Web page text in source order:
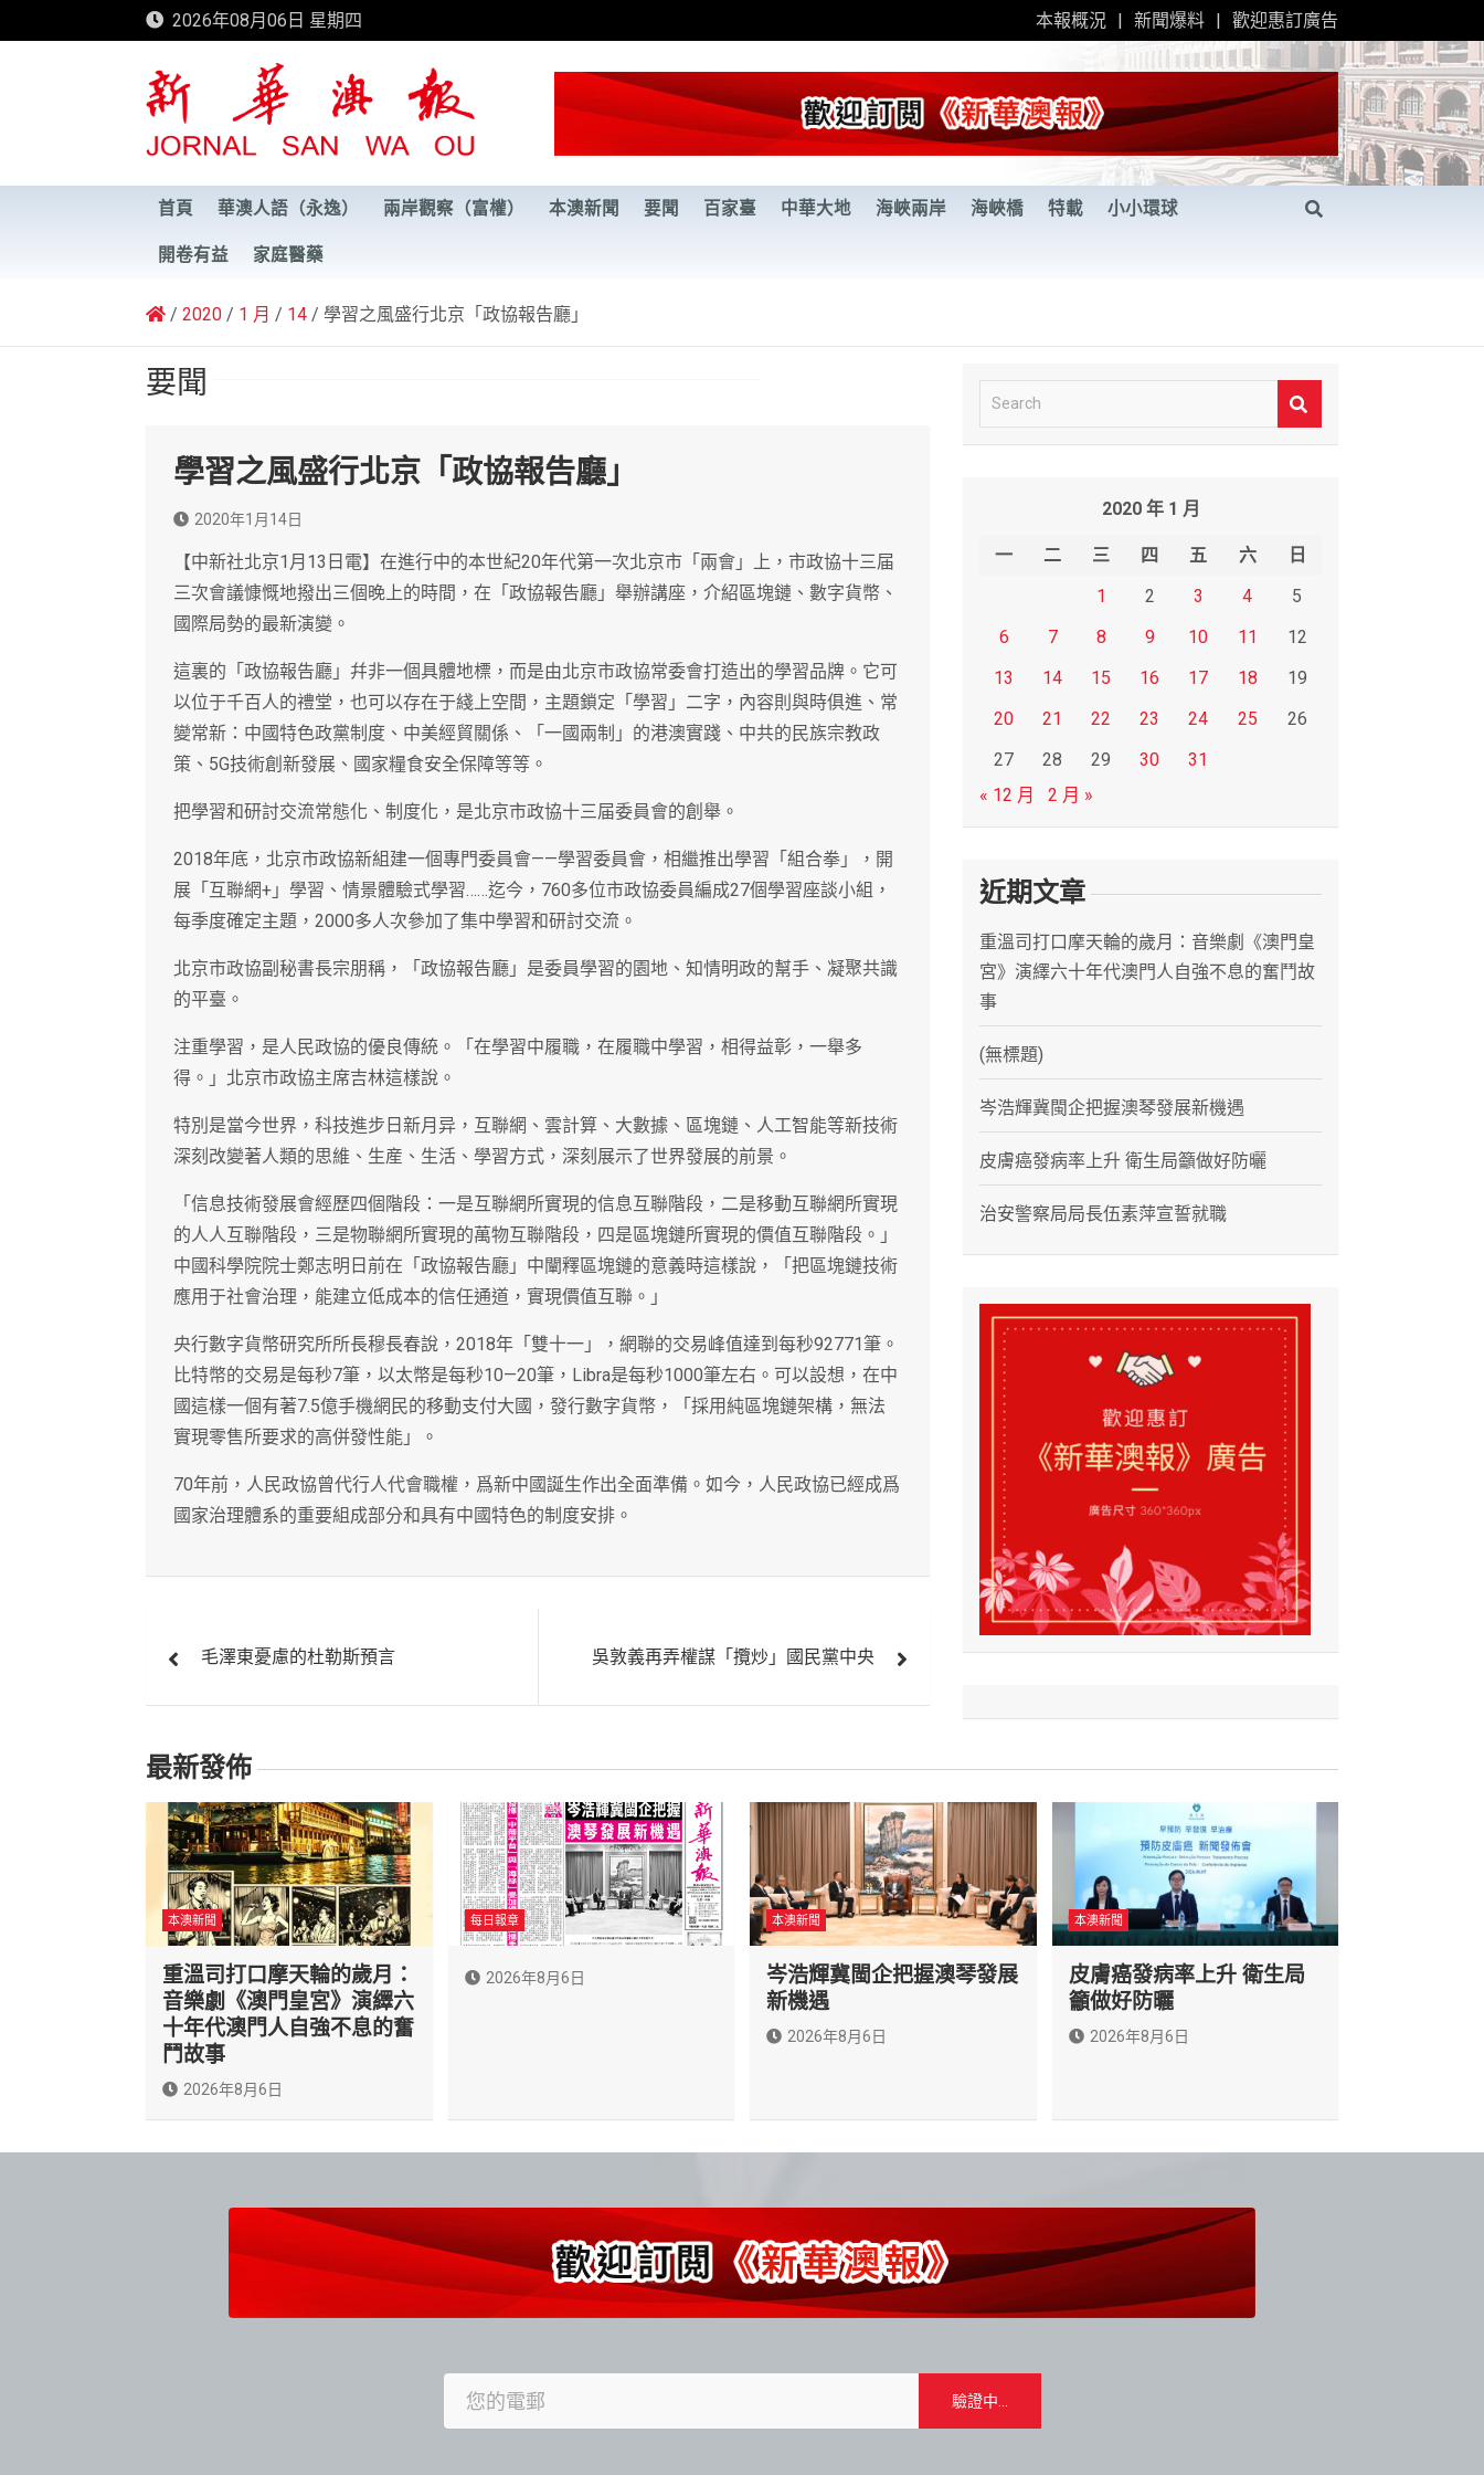
to
2026年08月06日 星期四 本報概況 新聞爆料 歡迎惠訂廣告
新華澳報
首頁 華澳人語（永逸） 兩岸觀察（富權） 本澳新聞 要聞 百家臺 中華大地 海峽兩岸 海峽橋 特載 小小環球
開卷有益 家庭醫藥
2020 1 月 14 學習之風盛行北京「政協報告廳」
要聞
學習之風盛行北京「政協報告廳」
2020年1月14日
【中新社北京1月13日電】在進行中的本世紀20年代第一次北京市「兩會」上，市政協十三届
三次會議慷慨地撥出三個晚上的時間，在「政協報告廳」舉辦講座，介紹區塊鏈、數字貨幣、
國際局勢的最新演變。
這裏的「政協報告廳」幷非一個具體地標，而是由北京市政協常委會打造出的學習品牌。它可
以位于千百人的禮堂，也可以存在于綫上空間，主題鎖定「學習」二字，內容則與時俱進、常
變常新：中國特色政黨制度、中美經貿關係、「一國兩制」的港澳實踐、中共的民族宗教政
策、5G技術創新發展、國家糧食安全保障等等。
把學習和研討交流常態化、制度化，是北京市政協十三届委員會的創舉。
2018年底，北京市政協新組建一個專門委員會——學習委員會，相繼推出學習「組合拳」，開
展「互聯網+」學習、情景體驗式學習……迄今，760多位市政協委員編成27個學習座談小組，
每季度確定主題，2000多人次參加了集中學習和研討交流。
北京市政協副秘書長宗朋稱，「政協報告廳」是委員學習的園地、知情明政的幫手、凝聚共識
的平臺。
注重學習，是人民政協的優良傳統。「在學習中履職，在履職中學習，相得益彰，一舉多
得。」北京市政協主席吉林這樣說。
特別是當今世界，科技進步日新月异，互聯網、雲計算、大數據、區塊鏈、人工智能等新技術
深刻改變著人類的思維、生産、生活、學習方式，深刻展示了世界發展的前景。
「信息技術發展會經歷四個階段：一是互聯網所實現的信息互聯階段，二是移動互聯網所實現
的人人互聯階段，三是物聯網所實現的萬物互聯階段，四是區塊鏈所實現的價值互聯階段。」
中國科學院院士鄭志明日前在「政協報告廳」中闡釋區塊鏈的意義時這樣說，「把區塊鏈技術
應用于社會治理，能建立低成本的信任通道，實現價值互聯。」
央行數字貨幣研究所所長穆長春說，2018年「雙十一」，網聯的交易峰值達到每秒92771筆。
比特幣的交易是每秒7筆，以太幣是每秒10—20筆，Libra是每秒1000筆左右。可以設想，在中
國這樣一個有著7.5億手機網民的移動支付大國，發行數字貨幣，「採用純區塊鏈架構，無法
實現零售所要求的高併發性能」。
70年前，人民政協曾代行人代會職權，爲新中國誕生作出全面準備。如今，人民政協已經成爲
國家治理體系的重要組成部分和具有中國特色的制度安排。
章
覽
毛澤東憂慮的杜勒斯預言 吳敦義再弄權謀「攬炒」國民黨中央
e
2020 年 1 月
一 二 三 四 五 六
日
1
2 3 4
5
6
7 8 9 10 11
12
13
14 15 16 17 18
19
20
21 22 23 24 25
26
27
28 29 30
31
« 12 月
2 月 »
近期文章
重溫司打口摩天輪的歲月：音樂劇《澳門皇
宮》演繹六十年代澳門人自強不息的奮鬥故
事
(無標題)
岑浩輝冀閩企把握澳琴發展新機遇
皮膚癌發病率上升 衛生局籲做好防曬
治安警察局局長伍素萍宣誓就職
最新發佈
本澳新聞
重溫司打口摩天輪的歲月：
音樂劇《澳門皇宮》演繹六
十年代澳門人自強不息的奮
鬥故事
2026年8月6日
每日報章
2026年8月6日
本澳新聞
岑浩輝冀閩企把握澳琴發展
新機遇
2026年8月6日
本澳新聞
皮膚癌發病率上升 衛生局
籲做好防曬
2026年8月6日